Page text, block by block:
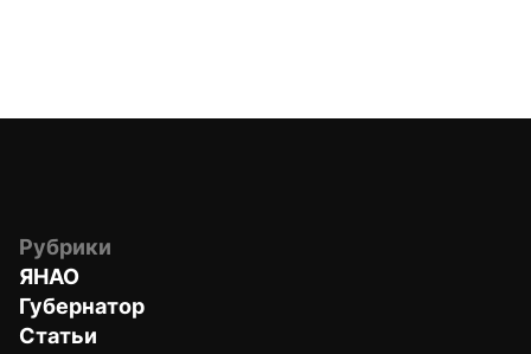
Рубрики
ЯНАО
Губернатор
Статьи